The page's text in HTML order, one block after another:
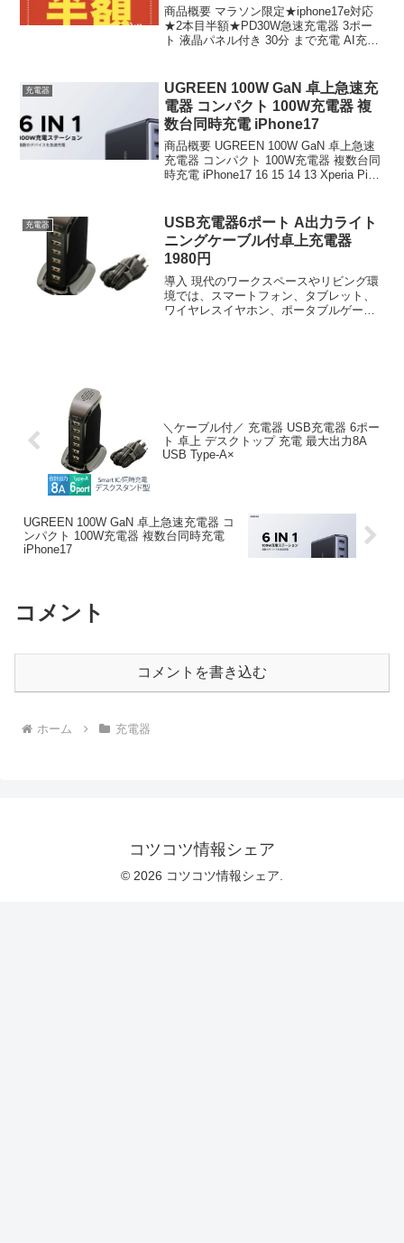
商品概要 マラソン限定★iphone17e対応
★2本目半額★PD30W急速充電器 3ポー
ト 液晶パネル付き 30分 まで充電 AI充電
充電器
UGREEN 100W GaN 卓上急速充
電器 コンパクト 100W充電器 複
数台同時充電 iPhone17
商品概要 UGREEN 100W GaN 卓上急速
充電器 コンパクト 100W充電器 複数台同
時充電 iPhone17 16 15 14 13 Xperia Pixel
充電器
USB充電器6ポート A出力ライト
ニングケーブル付卓上充電器
1980円
導入 現代のワークスペースやリビング環
境では、スマートフォン、タブレット、
ワイヤレスイヤホン、ポータブルゲーム
＼ケーブル付／ 充電器 USB充電器 6ポー
ト 卓上 デスクトップ 充電 最大出力8A
USB Type-A×
UGREEN 100W GaN 卓上急速充電器 コ
ンパクト 100W充電器 複数台同時充電
iPhone17
コメント
コメントを書き込む
ホーム 充電器
コツコツ情報シェア
© 2026 コツコツ情報シェア.